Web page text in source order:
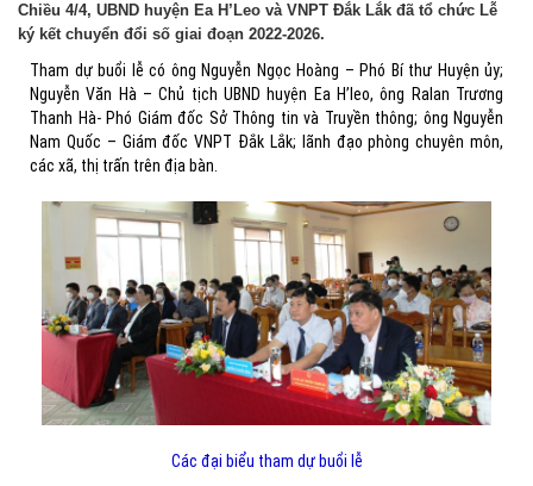
Chiều 4/4, UBND huyện Ea H’Leo và VNPT Đắk Lắk đã tổ chức Lễ
ký kết chuyển đổi số giai đoạn 2022-2026.
Tham dự buổi lễ có ông Nguyễn Ngọc Hoàng – Phó Bí thư Huyện ủy;
Nguyễn Văn Hà – Chủ tịch UBND huyện Ea H’leo, ông Ralan Trương
Thanh Hà- Phó Giám đốc Sở Thông tin và Truyền thông; ông Nguyễn
Nam Quốc – Giám đốc VNPT Đắk Lắk; lãnh đạo phòng chuyên môn,
các xã, thị trấn trên địa bàn.
Các đại biểu tham dự buổi lễ